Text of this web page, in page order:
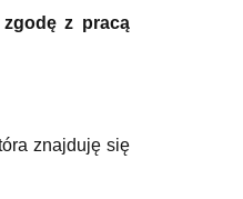
z pracą
znajduję się